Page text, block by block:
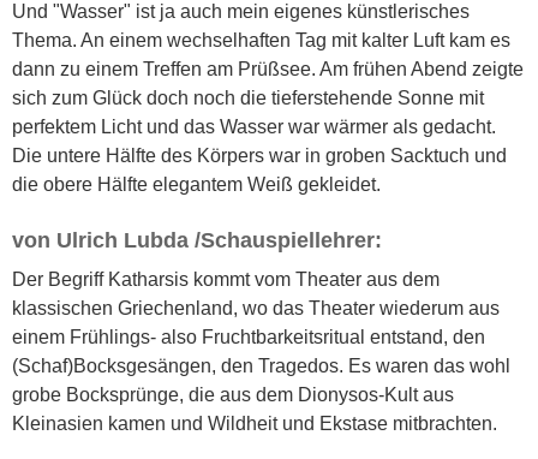
Und "Wasser" ist ja auch mein eigenes künstlerisches
Thema. An einem wechselhaften Tag mit kalter Luft kam es
dann zu einem Treffen am Prüßsee. Am frühen Abend zeigte
sich zum Glück doch noch die tieferstehende Sonne mit
perfektem Licht und das Wasser war wärmer als gedacht.
Die untere Hälfte des Körpers war in groben Sacktuch und
die obere Hälfte elegantem Weiß gekleidet.
von Ulrich Lubda /Schauspiellehrer:
Der Begriff Katharsis kommt vom Theater aus dem
klassischen Griechenland, wo das Theater wiederum aus
einem Frühlings- also Fruchtbarkeitsritual entstand, den
(Schaf)Bocksgesängen, den Tragedos. Es waren das wohl
grobe Bocksprünge, die aus dem Dionysos-Kult aus
Kleinasien kamen und Wildheit und Ekstase mitbrachten.